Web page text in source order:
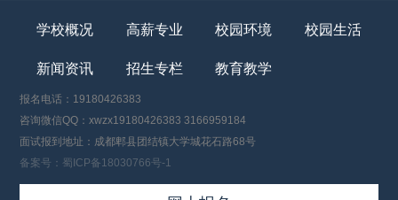
学校概况 高薪专业 校园环境 校园生活
新闻资讯 招生专栏 教育教学
报名电话：19180426383
咨询微信QQ：xwzx19180426383 3166959184
面试报到地址：成都郫县团结镇大学城花石路68号
备案号：蜀ICP备18030766号-1